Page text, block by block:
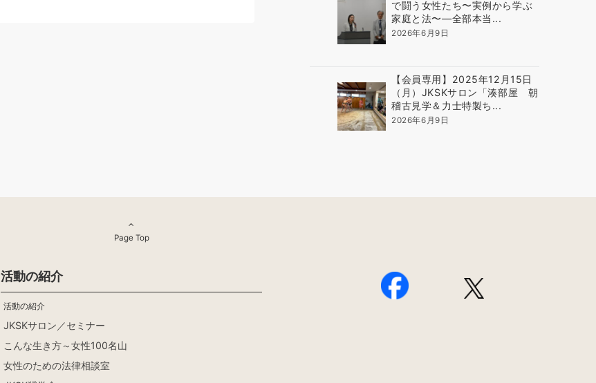
で闘う女性たち〜実例から学ぶ
家庭と法〜―全部本当...
2026年6月9日
【会員専用】2025年12月15日
（月）JKSKサロン「湊部屋 朝
稽古見学＆力士特製ち...
2026年6月9日
Page Top
活動の紹介
活動の紹介
JKSKサロン／セミナー
こんな生き方～女性100名山
女性のための法律相談室